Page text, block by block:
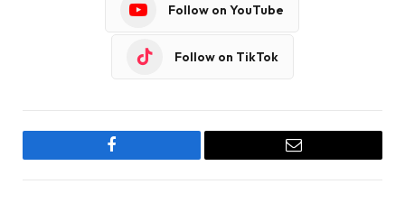
Follow on YouTube
Follow on TikTok
Facebook Email